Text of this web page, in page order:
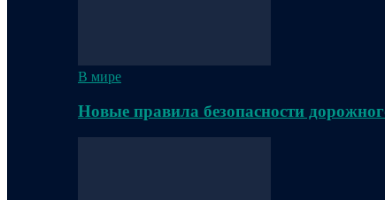
В мире
Новые правила безопасности